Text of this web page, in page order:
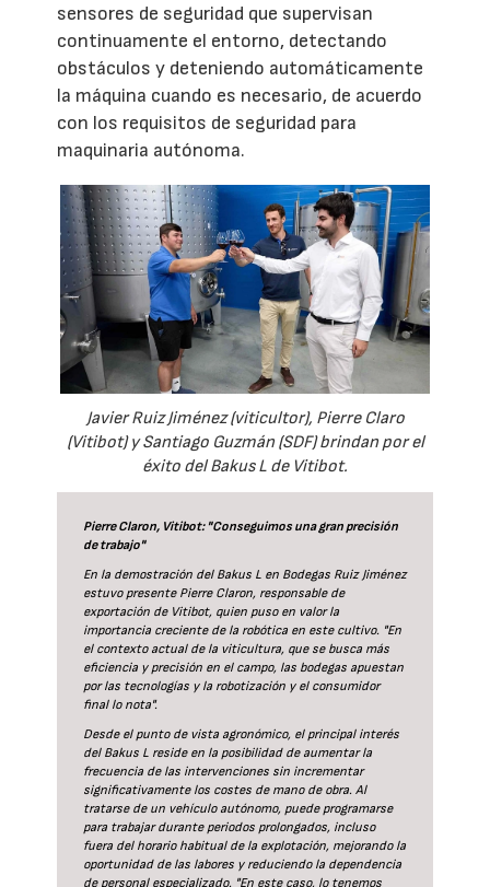
sensores de seguridad que supervisan
continuamente el entorno, detectando
obstáculos y deteniendo automáticamente
la máquina cuando es necesario, de acuerdo
con los requisitos de seguridad para
maquinaria autónoma.
Javier Ruiz Jiménez (viticultor), Pierre Claro
(Vitibot) y Santiago Guzmán (SDF) brindan por el
éxito del Bakus L de Vitibot.
Pierre Claron, Vitibot: "Conseguimos una gran precisión
de trabajo"
En la demostración del Bakus L en Bodegas Ruiz Jiménez
estuvo presente Pierre Claron, responsable de
exportación de Vitibot, quien puso en valor la
importancia creciente de la robótica en este cultivo. "En
el contexto actual de la viticultura, que se busca más
eficiencia y precisión en el campo, las bodegas apuestan
por las tecnologías y la robotización y el consumidor
final lo nota".
Desde el punto de vista agronómico, el principal interés
del Bakus L reside en la posibilidad de aumentar la
frecuencia de las intervenciones sin incrementar
significativamente los costes de mano de obra. Al
tratarse de un vehículo autónomo, puede programarse
para trabajar durante periodos prolongados, incluso
fuera del horario habitual de la explotación, mejorando la
oportunidad de las labores y reduciendo la dependencia
de personal especializado. "En este caso, lo tenemos